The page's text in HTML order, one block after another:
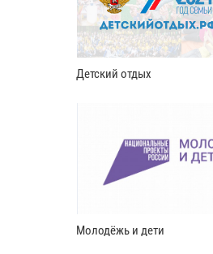
Детский отдых
Молодёжь и дети